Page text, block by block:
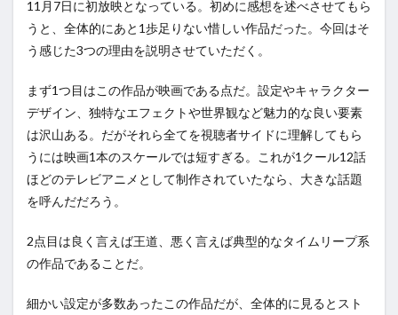
11月7日に初放映となっている。初めに感想を述べさせてもら
うと、全体的にあと1歩足りない惜しい作品だった。今回はそ
う感じた3つの理由を説明させていただく。
まず1つ目はこの作品が映画である点だ。設定やキャラクター
デザイン、独特なエフェクトや世界観など魅力的な良い要素
は沢山ある。だがそれら全てを視聴者サイドに理解してもら
うには映画1本のスケールでは短すぎる。これが1クール12話
ほどのテレビアニメとして制作されていたなら、大きな話題
を呼んだだろう。
2点目は良く言えば王道、悪く言えば典型的なタイムリープ系
の作品であることだ。
細かい設定が多数あったこの作品だが、全体的に見るとスト